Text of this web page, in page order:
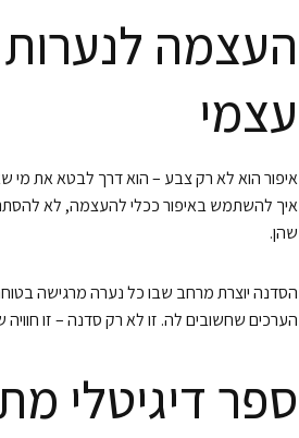
העצמה לנערות
עצמי
איפור הוא לא רק צבע – הוא דרך לבטא את מי
איך להשתמש באיפור ככלי להעצמה, לא
שהן.
הסדנה יוצרת מרחב שבו כל נערה מרגישה
הערכים שחשובים לה. זו לא רק סדנה – זו
ספר דיגיטלי